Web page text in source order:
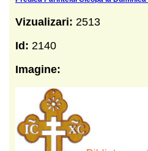
Vizualizari: 2513
Id: 2140
Imagine: